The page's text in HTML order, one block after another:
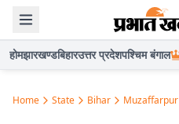
होमझारखण्डबिहारउत्तर प्रदेशपश्चिम बंगाल
Home State Bihar Muzaffarpur